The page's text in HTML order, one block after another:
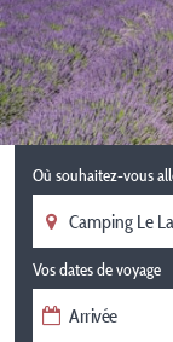
Où souhaitez-vous
Vos dates de voyage